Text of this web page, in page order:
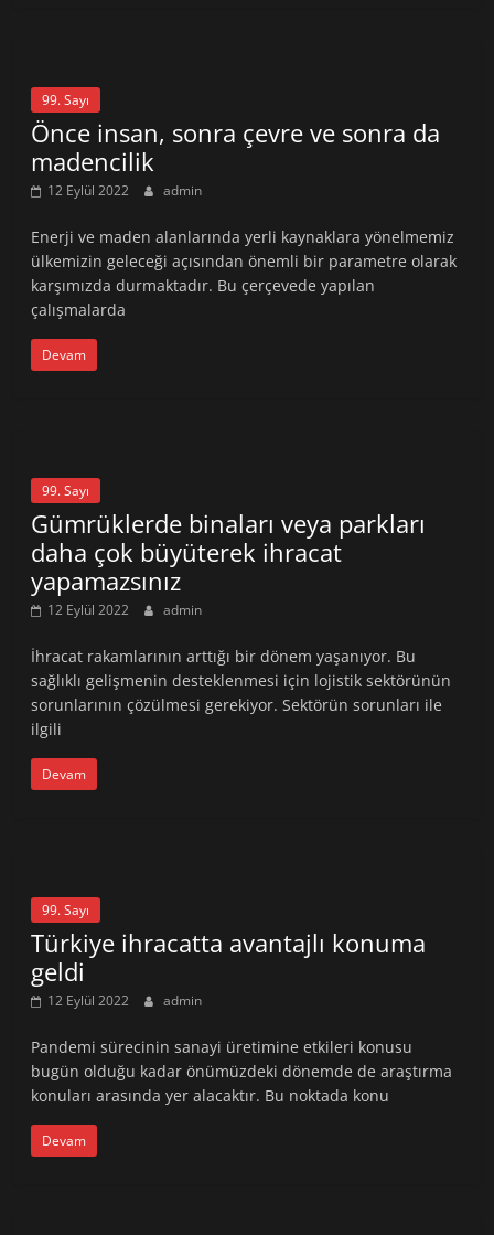
99. Sayı
Önce insan, sonra çevre ve sonra da
madencilik
12 Eylül 2022 admin
Enerji ve maden alanlarında yerli kaynaklara yönelmemiz
ülkemizin geleceği açısından önemli bir parametre olarak
karşımızda durmaktadır. Bu çerçevede yapılan
çalışmalarda
Devam
99. Sayı
Gümrüklerde binaları veya parkları
daha çok büyüterek ihracat
yapamazsınız
12 Eylül 2022 admin
İhracat rakamlarının arttığı bir dönem yaşanıyor. Bu
sağlıklı gelişmenin desteklenmesi için lojistik sektörünün
sorunlarının çözülmesi gerekiyor. Sektörün sorunları ile
ilgili
Devam
99. Sayı
Türkiye ihracatta avantajlı konuma
geldi
12 Eylül 2022 admin
Pandemi sürecinin sanayi üretimine etkileri konusu
bugün olduğu kadar önümüzdeki dönemde de araştırma
konuları arasında yer alacaktır. Bu noktada konu
Devam